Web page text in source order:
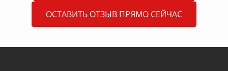
ОСТАВИТЬ ОТЗЫВ ПРЯМО СЕЙЧАС